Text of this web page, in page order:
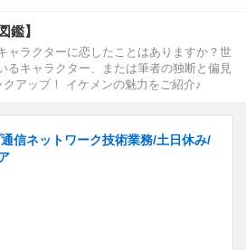
鑑】
ャラクターに恋したことはありますか？世
るキャラクター、または筆者の独断と偏見
クアップ！ イケメンの魅力をご紹介♪
信ネットワーク技術業務/土日休み/